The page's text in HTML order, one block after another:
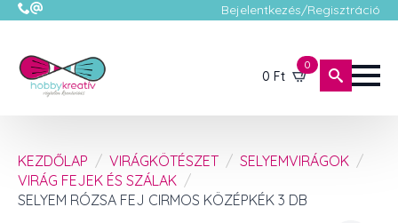
Bejelentkezés/Regisztráció
0 Ft
0
KEZDŐLAP VIRÁGKÖTÉSZET
SELYEMVIRÁGOK
VIRÁG FEJEK ÉS SZÁLAK
SELYEM RÓZSA FEJ CIRMOS KÖZÉPKÉK 3 DB